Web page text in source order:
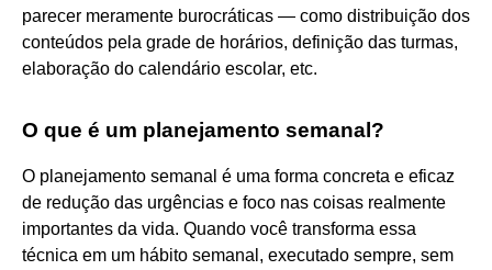
parecer meramente burocráticas — como distribuição dos
conteúdos pela grade de horários, definição das turmas,
elaboração do calendário escolar, etc.
O que é um planejamento semanal?
O planejamento semanal é uma forma concreta e eficaz
de redução das urgências e foco nas coisas realmente
importantes da vida. Quando você transforma essa
técnica em um hábito semanal, executado sempre, sem